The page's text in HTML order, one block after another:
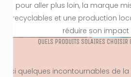
Et pour aller plus loin, la marque
recyclables et une production
réduire son impact
QUELS PRODUITS SOLAIRES
Voici quelques incontournables de